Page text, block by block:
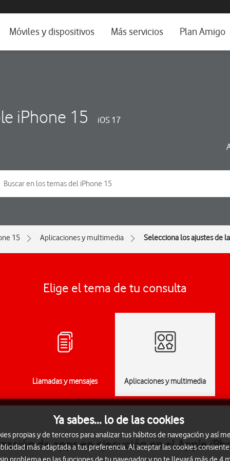
e idioma
Móviles y dispositivos Más servicios Plan Amigo
iPhone 15 iOS 17
15 Aplicaciones y multimedia Selecciona los ajustes de
Elige el tema de tu consulta
Llamadas y mensajes Aplicaciones y multimedia
de apps en ejecución en el Apple
Ya sabes... lo de las cookies
propias y de terceros para analizar tus hábitos de navegación y así
más adaptada a tus preferencia. Al aceptar las cookies